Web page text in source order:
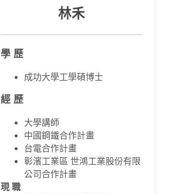
林禾
學 歷
成功大學工學碩博士
經 歷
大學講師
中國鋼鐵合作計畫
台電合作計畫
彰濱工業區 世鴻工業股份有限
公司合作計畫
現 職